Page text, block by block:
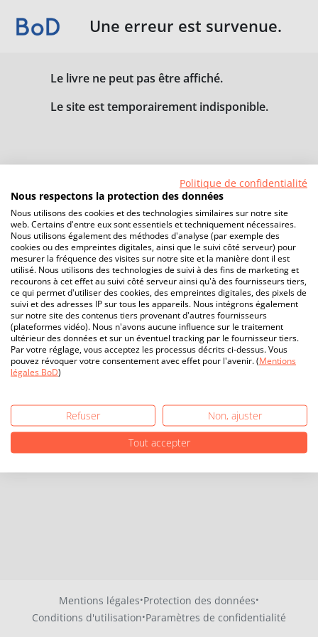
Une erreur est survenue.
Le livre ne peut pas être affiché.
Le site est temporairement indisponible.
Mentions légales·Protection des données·
Conditions d'utilisation·Paramètres de confidentialité
Politique de confidentialité
Nous respectons la protection des données
Nous utilisons des cookies et des technologies similaires sur notre site
web. Certains d'entre eux sont essentiels et techniquement nécessaires.
Nous utilisons également des méthodes d'analyse (par exemple des
cookies ou des empreintes digitales, ainsi que le suivi côté serveur) pour
mesurer la fréquence des visites sur notre site et la manière dont il est
utilisé. Nous utilisons des technologies de suivi à des fins de marketing et
recourons à cet effet au suivi côté serveur ainsi qu'à des fournisseurs tiers,
ce qui permet d'utiliser des cookies, des empreintes digitales, des pixels de
suivi et des adresses IP sur tous les appareils. Nous intégrons également
sur notre site des contenus tiers provenant d'autres fournisseurs
(plateformes vidéo). Nous n'avons aucune influence sur le traitement
ultérieur des données et sur un éventuel tracking par le fournisseur tiers.
Par votre réglage, vous acceptez les processus décrits ci-dessus. Vous
pouvez révoquer votre consentement avec effet pour l'avenir. (Mentions
légales BoD)
Refuser
Non, ajuster
Tout accepter